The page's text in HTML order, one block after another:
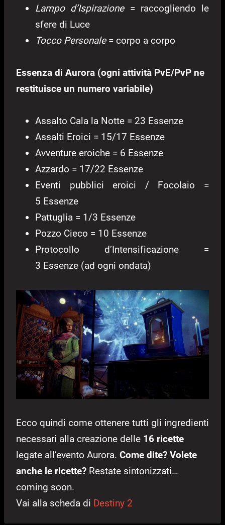
Lampo d’Ispirazione= raccogliendo le
sfere di Luce
Tocco Personale= corpo a corpo
Essenza di Aurora (ogni attività PvE/PvP ne
restituisce un numero variabile)
Assalto Cala la Notte = 23 Essenze
Assalti Eroici = 15/17 Essenze
Avventure eroiche = 6 Essenze
Azzardo = 17/22 Essenze
Eventi pubblici eroici / Focolaio =
5 Essenze
Pattuglia = 1/3 Essenze
Pozzo Cieco = 10 Essenze
Protocollo d’Intensificazione =
3 Essenze (ad ogni ondata)
Ecco quindi come ottenere tutti gli ingredienti
necessari alla creazione delle 16 ricette
legate all’evento Aurora. Come dite? Volete
anche le ricette? Restate sintonizzati…
coming soon.
Vai alla scheda di Destiny 2